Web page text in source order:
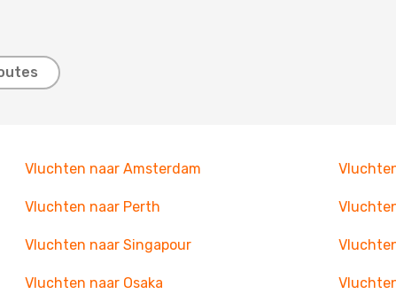
Vluchten naar Amsterdam
Vluchten naar Perth
Vluchten naar Singapour
Vluchten naar Osaka